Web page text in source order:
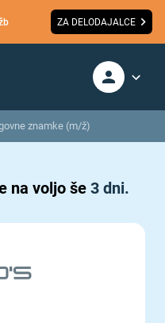
ZA DELODAJALCE
znamke (m/ž)
na voljo še 3 dni.